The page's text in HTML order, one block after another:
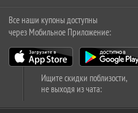
Все наши купоны доступны
через Мобильное Приложение:
Ищите скидки поблизости,
не выходя из чата: